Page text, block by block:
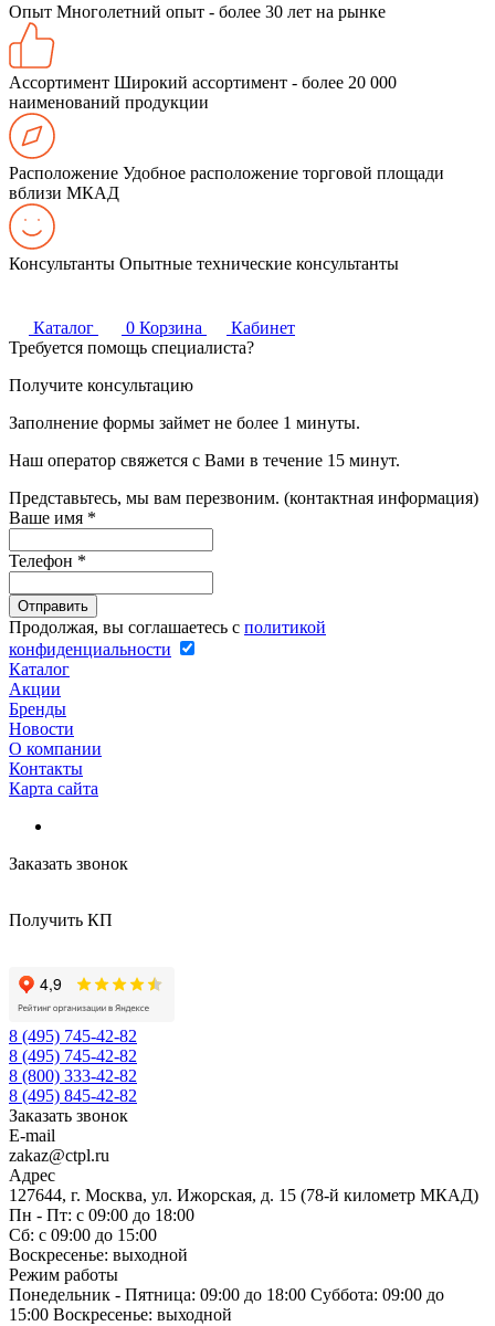
Опыт Многолетний опыт - более 30 лет на рынке
Ассортимент Широкий ассортимент - более 20 000
наименований продукции
Расположение Удобное расположение торговой площади
вблизи МКАД
Консультанты Опытные технические консультанты
Каталог 0 Корзина
Кабинет
Требуется помощь специалиста?
Получите консультацию
Заполнение формы займет не более 1 минуты.
Наш оператор свяжется с Вами в течение 15 минут.
Представьтесь, мы вам перезвоним. (контактная информация)
Ваше имя *
Телефон *
Продолжая, вы соглашаетесь с политикой
конфиденциальности
Каталог
Акции
Бренды
Новости
О компании
Контакты
Карта сайта
Заказать звонок
Получить КП
8 (495) 745-42-82
8 (495) 745-42-82
8 (800) 333-42-82
8 (495) 845-42-82
Заказать звонок
E-mail
zakaz@ctpl.ru
Адрес
127644, г. Москва, ул. Ижорская, д. 15 (78-й километр МКАД)
Пн - Пт: с 09:00 до 18:00
Сб: с 09:00 до 15:00
Воскресенье: выходной
Режим работы
Понедельник - Пятница: 09:00 до 18:00 Суббота: 09:00 до
15:00 Воскресенье: выходной